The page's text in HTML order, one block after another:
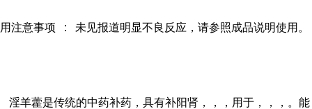
用注意事项 : 未见报道明显不良反应，请参照成品说明使用。
淫羊藿是传统的中药补药，具有补阳肾，，，用于，，，。能